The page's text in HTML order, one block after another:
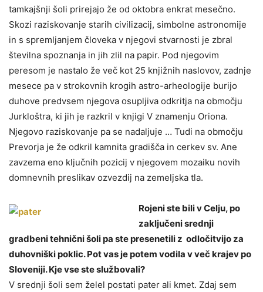
tamkajšnji šoli prirejajo že od oktobra enkrat mesečno.
Skozi raziskovanje starih civilizacij, simbolne astronomije
in s spremljanjem človeka v njegovi stvarnosti je zbral
številna spoznanja in jih zlil na papir. Pod njegovim
peresom je nastalo že več kot 25 knjižnih naslovov, zadnje
mesece pa v strokovnih krogih astro-arheologije burijo
duhove predvsem njegova osupljiva odkritja na območju
Jurkloštra, ki jih je razkril v knjigi V znamenju Oriona.
Njegovo raziskovanje pa se nadaljuje … Tudi na območju
Prevorja je že odkril kamnita gradišča in cerkev sv. Ane
zavzema eno ključnih pozicij v njegovem mozaiku novih
domnevnih preslikav ozvezdij na zemeljska tla.
Rojeni ste bili v Celju, po
zaključeni srednji
gradbeni tehnični šoli pa ste presenetili z odločitvijo za
duhovniški poklic. Pot vas je potem vodila v več krajev po
Sloveniji. Kje vse ste službovali?
V srednji šoli sem želel postati pater ali kmet. Zdaj sem